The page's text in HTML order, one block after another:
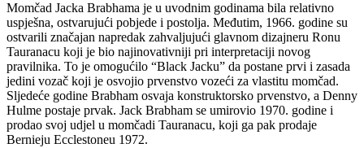
Momčad Jacka Brabhama je u uvodnim godinama bila relativno
uspješna, ostvarujući pobjede i postolja. Međutim, 1966. godine su
ostvarili značajan napredak zahvaljujući glavnom dizajneru Ronu
Tauranacu koji je bio najinovativniji pri interpretaciji novog
pravilnika. To je omogućilo “Black Jacku” da postane prvi i zasada
jedini vozač koji je osvojio prvenstvo vozeći za vlastitu momčad.
Sljedeće godine Brabham osvaja konstruktorsko prvenstvo, a Denny
Hulme postaje prvak. Jack Brabham se umirovio 1970. godine i
prodao svoj udjel u momčadi Tauranacu, koji ga pak prodaje
Bernieju Ecclestoneu 1972.